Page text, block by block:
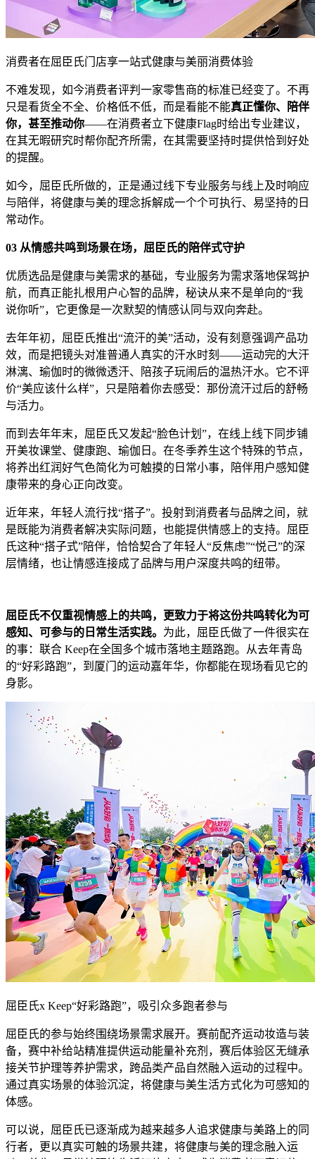
消费者在屈臣氏门店享一站式健康与美丽消费体验
不难发现，如今消费者评判一家零售商的标准已经变了。不再
只是看货全不全、价格低不低，而是看能不能真正懂你、陪伴
你，甚至推动你——在消费者立下健康Flag时给出专业建议，
在其无暇研究时帮你配齐所需，在其需要坚持时提供恰到好处
的提醒。
如今，屈臣氏所做的，正是通过线下专业服务与线上及时响应
与陪伴，将健康与美的理念拆解成一个个可执行、易坚持的日
常动作。
03 从情感共鸣到场景在场，屈臣氏的陪伴式守护
优质选品是健康与美需求的基础，专业服务为需求落地保驾护
航，而真正能扎根用户心智的品牌，秘诀从来不是单向的“我
说你听”，它更像是一次默契的情感认同与双向奔赴。
去年年初，屈臣氏推出“流汗的美”活动，没有刻意强调产品功
效，而是把镜头对准普通人真实的汗水时刻——运动完的大汗
淋漓、瑜伽时的微微透汗、陪孩子玩闹后的温热汗水。它不评
价“美应该什么样”，只是陪着你去感受：那份流汗过后的舒畅
与活力。
而到去年年末，屈臣氏又发起“脸色计划”，在线上线下同步铺
开美妆课堂、健康跑、瑜伽日。在冬季养生这个特殊的节点，
将养出红润好气色简化为可触摸的日常小事，陪伴用户感知健
康带来的身心正向改变。
近年来，年轻人流行找“搭子”。投射到消费者与品牌之间，就
是既能为消费者解决实际问题，也能提供情感上的支持。屈臣
氏这种“搭子式”陪伴，恰恰契合了年轻人“反焦虑”“悦己”的深
层情绪，也让情感连接成了品牌与用户深度共鸣的纽带。
屈臣氏不仅重视情感上的共鸣，更致力于将这份共鸣转化为可
感知、可参与的日常生活实践。 为此，屈臣氏做了一件很实在
的事：联合 Keep在全国多个城市落地主题路跑。从去年青岛
的“好彩路跑”，到厦门的运动嘉年华，你都能在现场看见它的
身影。
屈臣氏x Keep“好彩路跑”，吸引众多跑者参与
屈臣氏的参与始终围绕场景需求展开。赛前配齐运动妆造与装
备，赛中补给站精准提供运动能量补充剂，赛后体验区无缝承
接关节护理等养护需求，跨品类产品自然融入运动的过程中。
通过真实场景的体验沉淀，将健康与美生活方式化为可感知的
体感。
可以说，屈臣氏已逐渐成为越来越多人追求健康与美路上的同
行者，更以真实可触的场景共建，将健康与美的理念融入运